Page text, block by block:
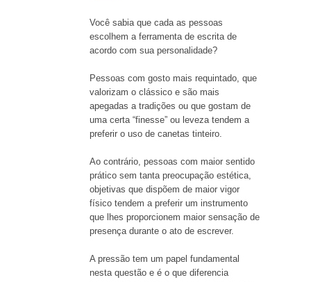
Você sabia que cada as pessoas
escolhem a ferramenta de escrita de
acordo com sua personalidade?
Pessoas com gosto mais requintado, que
valorizam o clássico e são mais
apegadas a tradições ou que gostam de
uma certa “finesse” ou leveza tendem a
preferir o uso de canetas tinteiro.
Ao contrário, pessoas com maior sentido
prático sem tanta preocupação estética,
objetivas que dispõem de maior vigor
físico tendem a preferir um instrumento
que lhes proporcionem maior sensação de
presença durante o ato de escrever.
A pressão tem um papel fundamental
nesta questão e é o que diferencia